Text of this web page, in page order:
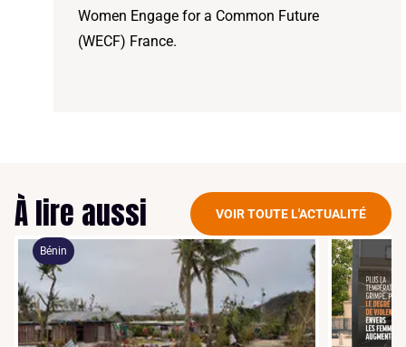
Women Engage for a Common Future
(WECF) France.
À lire aussi VOIR TOUTE L'ACTUALITÉ
Bénin